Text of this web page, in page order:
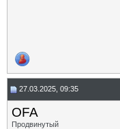
27.03.2025, 09:35
OFA
Продвинутый